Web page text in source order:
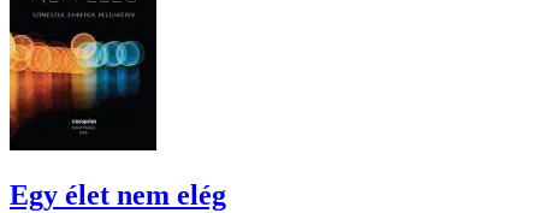
Egy élet nem elég